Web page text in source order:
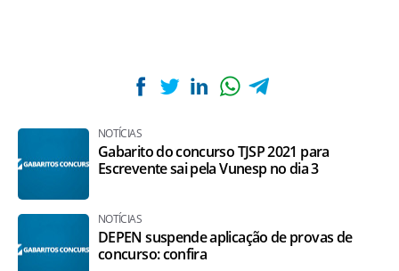
NOTÍCIAS
Gabarito do concurso TJSP 2021 para
Escrevente sai pela Vunesp no dia 3
NOTÍCIAS
DEPEN suspende aplicação de provas de
concurso: confira